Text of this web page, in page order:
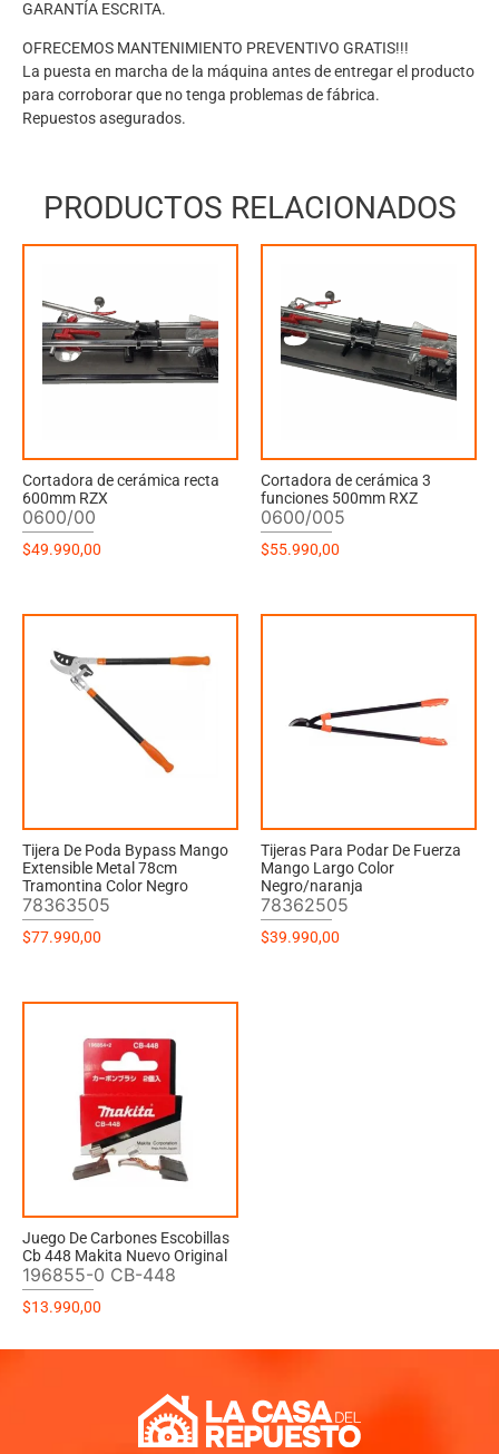
GARANTÍA ESCRITA.
OFRECEMOS MANTENIMIENTO PREVENTIVO GRATIS!!!
La puesta en marcha de la máquina antes de entregar el producto
para corroborar que no tenga problemas de fábrica.
Repuestos asegurados.
PRODUCTOS RELACIONADOS
Cortadora de cerámica recta
600mm RZX
0600/00
$49.990,00
Cortadora de cerámica 3
funciones 500mm RXZ
0600/005
$55.990,00
Tijera De Poda Bypass Mango
Extensible Metal 78cm
Tramontina Color Negro
78363505
$77.990,00
Tijeras Para Podar De Fuerza
Mango Largo Color
Negro/naranja
78362505
$39.990,00
Juego De Carbones Escobillas
Cb 448 Makita Nuevo Original
196855-0 CB-448
$13.990,00